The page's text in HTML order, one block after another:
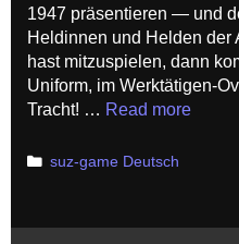
1947 präsentieren — und
Heldinnen und Helden der
hast mitzuspielen, dann
Uniform, im Werktätigen-
Tracht! … Read more
Categories
suz-game Deutsch